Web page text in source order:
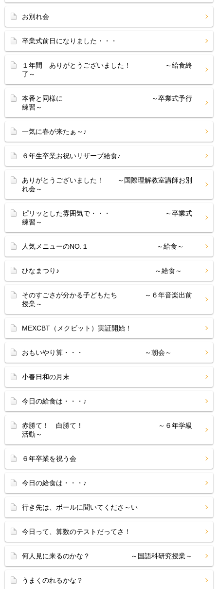
お別れ会
卒業式前日になりました・・・
１年間 ありがとうございました！ ～給食終
了～
本番と同様に ～卒業式予行
練習～
一気に春が来たぁ～♪
６年生卒業お祝いリザーブ給食♪
ありがとうございました！ ～国際理解教室講師お別
れ会～
ピリッとした雰囲気で・・・ ～卒業式
練習～
人気メニューのNO.１ ～給食～
ひなまつり♪ ～給食～
そのすごさが分かる子どもたち ～６年音楽出前
授業～
MEXCBT（メクビット）実証開始！
おもいやり算・・・ ～朝会～
小春日和の月末
今日の給食は・・・♪
赤勝て！ 白勝て！ ～６年学級
活動～
６年卒業を祝う会
今日の給食は・・・♪
行き先は、ボールに聞いてくださ～い
今日って、算数のテストだってさ！
何人見に来るのかな？ ～国語科研究授業～
うまくのれるかな？